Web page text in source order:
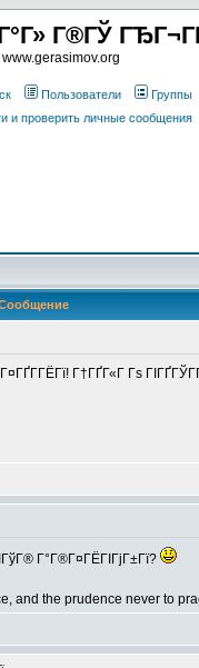
Г®ГЎ
www.gerasimov.org
Пользователи Группы
и проверить личные сообщения
Г†ГҐГ«Г Гѕ
Г°Г®Г¤ГЁГІГјГ±Гї?
and the prudence never to